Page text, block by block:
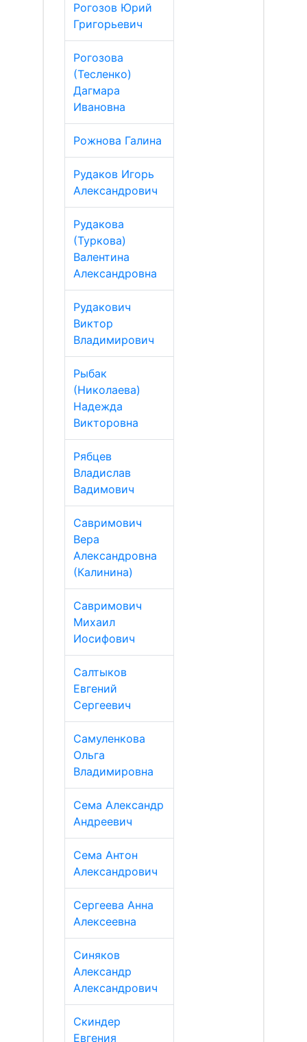
Рогозов Юрий
Григорьевич
Рогозова
(Тесленко)
Дагмара
Ивановна
Рожнова Галина
Рудаков Игорь
Александрович
Рудакова
(Туркова)
Валентина
Александровна
Рудакович
Виктор
Владимирович
Рыбак
(Николаева)
Надежда
Викторовна
Рябцев
Владислав
Вадимович
Савримович
Вера
Александровна
(Калинина)
Савримович
Михаил
Иосифович
Салтыков
Евгений
Сергеевич
Самуленкова
Ольга
Владимировна
Сема Александр
Андреевич
Сема Антон
Александрович
Сергеева Анна
Алексеевна
Синяков
Александр
Александрович
Скиндер
Евгения